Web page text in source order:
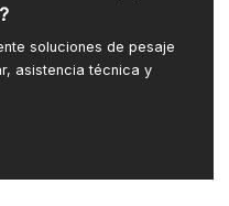
soluciones de pesaje
asistencia técnica y